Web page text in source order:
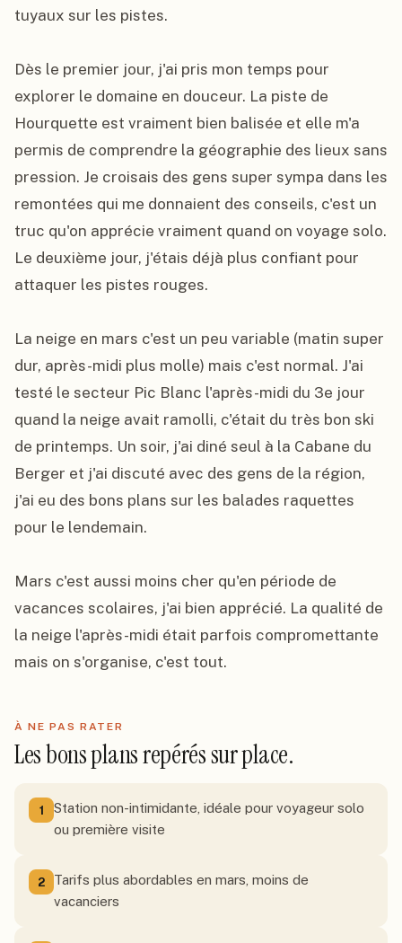
tuyaux sur les pistes.
Dès le premier jour, j'ai pris mon temps pour
explorer le domaine en douceur. La piste de
Hourquette est vraiment bien balisée et elle m'a
permis de comprendre la géographie des lieux sans
pression. Je croisais des gens super sympa dans les
remontées qui me donnaient des conseils, c'est un
truc qu'on apprécie vraiment quand on voyage solo.
Le deuxième jour, j'étais déjà plus confiant pour
attaquer les pistes rouges.
La neige en mars c'est un peu variable (matin super
dur, après-midi plus molle) mais c'est normal. J'ai
testé le secteur Pic Blanc l'après-midi du 3e jour
quand la neige avait ramolli, c'était du très bon ski
de printemps. Un soir, j'ai diné seul à la Cabane du
Berger et j'ai discuté avec des gens de la région,
j'ai eu des bons plans sur les balades raquettes
pour le lendemain.
Mars c'est aussi moins cher qu'en période de
vacances scolaires, j'ai bien apprécié. La qualité de
la neige l'après-midi était parfois compromettante
mais on s'organise, c'est tout.
À NE PAS RATER
Les bons plans repérés sur place.
1
Station non-intimidante, idéale pour voyageur solo
ou première visite
2
Tarifs plus abordables en mars, moins de
vacanciers